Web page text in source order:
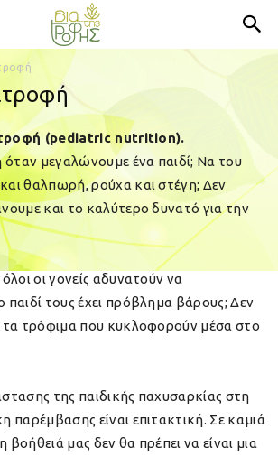
(pediatric nutrition).
όταν μεγαλώνουμε ένα παιδί; Να του
θαλπωρή, ρούχα και στέγη; Δεν
και το καλύτερο δυνατό για την
οι γονείς αδυνατούν να
παιδί τους έχει πρόβλημα βάρους; Δεν
τα τρόφιμα που κυκλοφορούν μέσα στο
της παιδικής παχυσαρκίας στη
παρέμβασης είναι επιτακτική. Σε καμιά
μας δεν θα πρέπει να είναι μια